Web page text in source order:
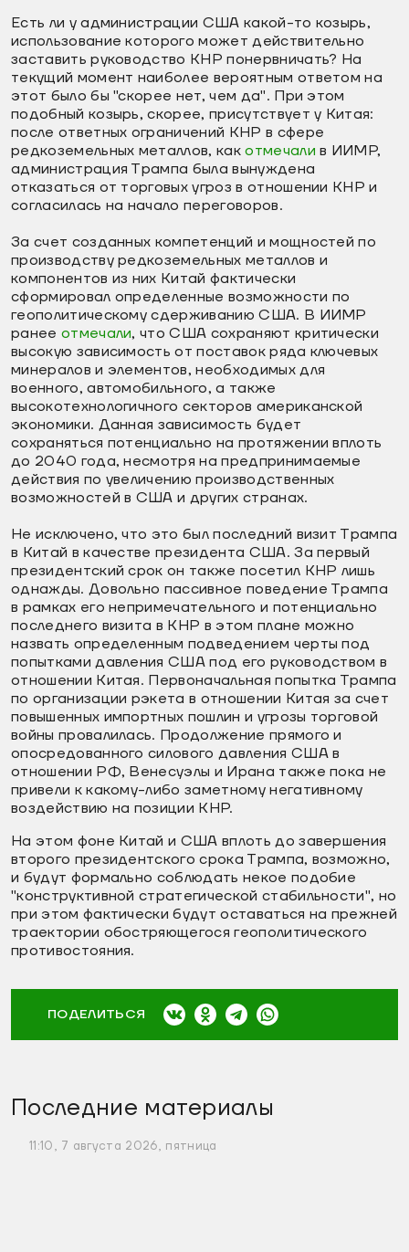
Есть ли у администрации США какой-то козырь,
использование которого может действительно
заставить руководство КНР понервничать? На
текущий момент наиболее вероятным ответом на
этот было бы "скорее нет, чем да". При этом
подобный козырь, скорее, присутствует у Китая:
после ответных ограничений КНР в сфере
редкоземельных металлов, какотмечали в ИИМР,
администрация Трампа была вынуждена
отказаться от торговых угроз в отношении КНР и
согласилась на начало переговоров.
За счет созданных компетенций и мощностей по
производству редкоземельных металлов и
компонентов из них Китай фактически
сформировал определенные возможности по
геополитическому сдерживанию США. В ИИМР
ранее отмечали, что США сохраняют критически
высокую зависимость от поставок ряда ключевых
минералов и элементов, необходимых для
военного, автомобильного, а также
высокотехнологичного секторов американской
экономики. Данная зависимость будет
сохраняться потенциально на протяжении вплоть
до 2040 года, несмотря на предпринимаемые
действия по увеличению производственных
возможностей в США и других странах.
Не исключено, что это был последний визит Трампа
в Китай в качестве президента США. За первый
президентский срок он также посетил КНР лишь
однажды. Довольно пассивное поведение Трампа
в рамках его непримечательного и потенциально
последнего визита в КНР в этом плане можно
назвать определенным подведением черты под
попытками давления США под его руководством в
отношении Китая. Первоначальная попытка Трампа
по организации рэкета в отношении Китая за счет
повышенных импортных пошлин и угрозы торговой
войны провалилась. Продолжение прямого и
опосредованного силового давления США в
отношении РФ, Венесуэлы и Ирана также пока не
привели к какому-либо заметному негативному
воздействию на позиции КНР.
На этом фоне Китай и США вплоть до завершения
второго президентского срока Трампа, возможно,
и будут формально соблюдать некое подобие
"конструктивной стратегической стабильности", но
при этом фактически будут оставаться на прежней
траектории обостряющегося геополитического
противостояния.
ПОДЕЛИТЬСЯ
Последние материалы
11:10, 7 августа 2026, пятница